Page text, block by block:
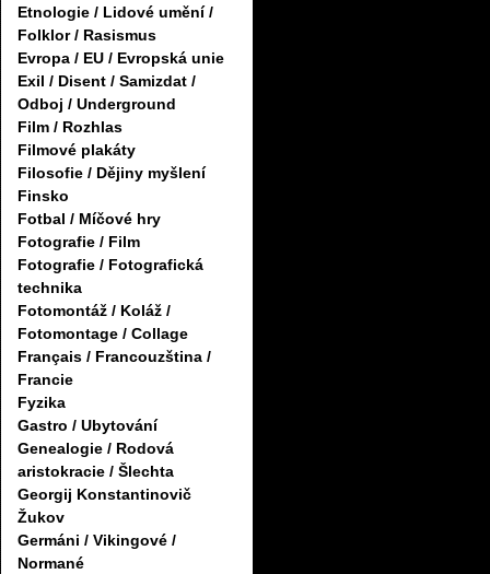
Etnologie / Lidové umění /
Folklor / Rasismus
Evropa / EU / Evropská unie
Exil / Disent / Samizdat /
Odboj / Underground
Film / Rozhlas
Filmové plakáty
Filosofie / Dějiny myšlení
Finsko
Fotbal / Míčové hry
Fotografie / Film
Fotografie / Fotografická
technika
Fotomontáž / Koláž /
Fotomontage / Collage
Français / Francouzština /
Francie
Fyzika
Gastro / Ubytování
Genealogie / Rodová
aristokracie / Šlechta
Georgij Konstantinovič
Žukov
Germáni / Vikingové /
Normané